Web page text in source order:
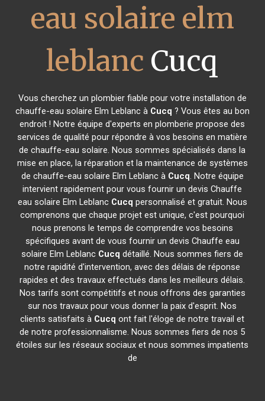
eau solaire elm
leblanc Cucq
Vous cherchez un plombier fiable pour votre installation de
chauffe-eau solaire Elm Leblanc à Cucq ? Vous êtes au bon
endroit ! Notre équipe d'experts en plomberie propose des
services de qualité pour répondre à vos besoins en matière
de chauffe-eau solaire. Nous sommes spécialisés dans la
mise en place, la réparation et la maintenance de systèmes
de chauffe-eau solaire Elm Leblanc à Cucq. Notre équipe
intervient rapidement pour vous fournir un devis Chauffe
eau solaire Elm Leblanc Cucq personnalisé et gratuit. Nous
comprenons que chaque projet est unique, c'est pourquoi
nous prenons le temps de comprendre vos besoins
spécifiques avant de vous fournir un devis Chauffe eau
solaire Elm Leblanc Cucq détaillé. Nous sommes fiers de
notre rapidité d'intervention, avec des délais de réponse
rapides et des travaux effectués dans les meilleurs délais.
Nos tarifs sont compétitifs et nous offrons des garanties
sur nos travaux pour vous donner la paix d'esprit. Nos
clients satisfaits à Cucq ont fait l'éloge de notre travail et
de notre professionnalisme. Nous sommes fiers de nos 5
étoiles sur les réseaux sociaux et nous sommes impatients
de